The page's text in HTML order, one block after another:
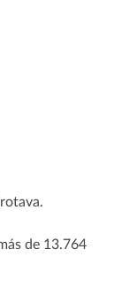
de 13.764